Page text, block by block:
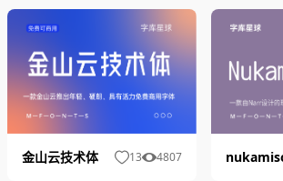
金山云技术体 13 4807